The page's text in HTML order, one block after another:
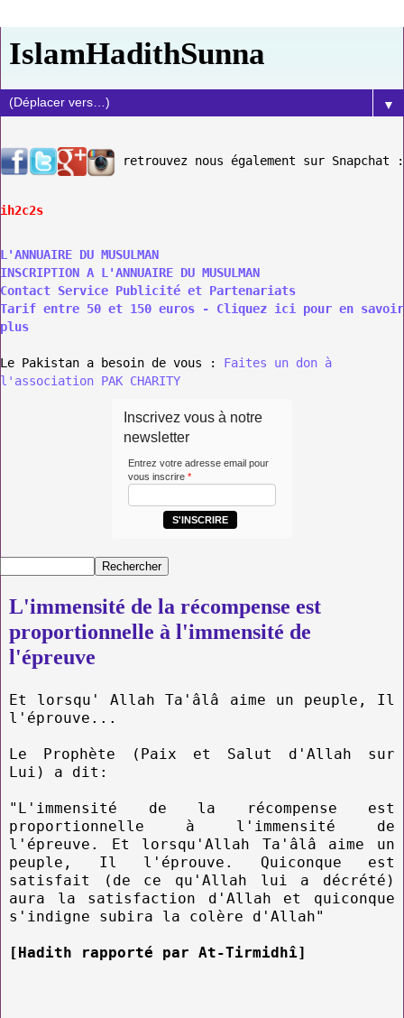
IslamHadithSunna
▼
retrouvez nous également sur Snapchat :
ih2c2s
L'ANNUAIRE DU MUSULMAN
INSCRIPTION A L'ANNUAIRE DU MUSULMAN
Contact Service Publicité et Partenariats
Tarif entre 50 et 150 euros - Cliquez ici pour en savoir
plus
Le Pakistan a besoin de vous : Faites un don à
l'association PAK CHARITY
Inscrivez vous à notre
newsletter
Entrez votre adresse email pour
vous inscrire *
S'INSCRIRE
L'immensité de la récompense est
proportionnelle à l'immensité de
l'épreuve
Et lorsqu' Allah Ta'âlâ aime un peuple, Il
l'éprouve...
Le Prophète (Paix et Salut d'Allah sur
Lui) a dit:
"L'immensité de la récompense est
proportionnelle à l'immensité de
l'épreuve. Et lorsqu'Allah Ta'âlâ aime un
peuple, Il l'éprouve. Quiconque est
satisfait (de ce qu'Allah lui a décrété)
aura la satisfaction d'Allah et quiconque
s'indigne subira la colère d'Allah"
[Hadith rapporté par At-Tirmidhî]